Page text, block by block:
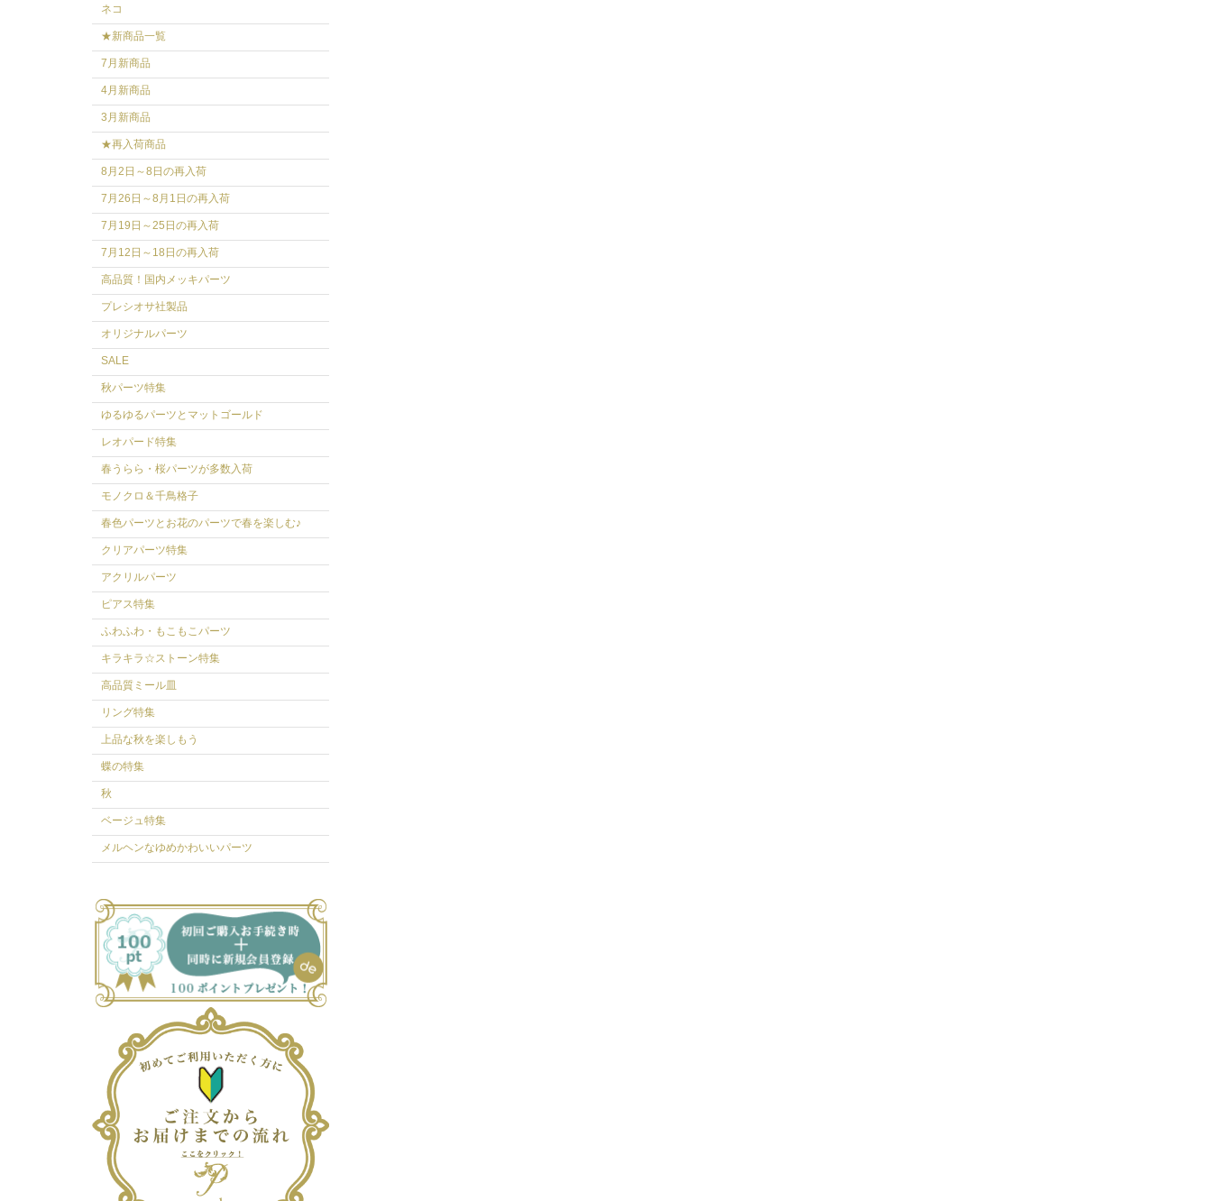
ネコ
★新商品一覧
7月新商品
4月新商品
3月新商品
★再入荷商品
8月2日～8日の再入荷
7月26日～8月1日の再入荷
7月19日～25日の再入荷
7月12日～18日の再入荷
高品質！国内メッキパーツ
プレシオサ社製品
オリジナルパーツ
SALE
秋パーツ特集
ゆるゆるパーツとマットゴールド
レオパード特集
春うらら・桜パーツが多数入荷
モノクロ＆千鳥格子
春色パーツとお花のパーツで春を楽しむ♪
クリアパーツ特集
アクリルパーツ
ピアス特集
ふわふわ・もこもこパーツ
キラキラ☆ストーン特集
高品質ミール皿
リング特集
上品な秋を楽しもう
蝶の特集
秋
ベージュ特集
メルヘンなゆめかわいいパーツ